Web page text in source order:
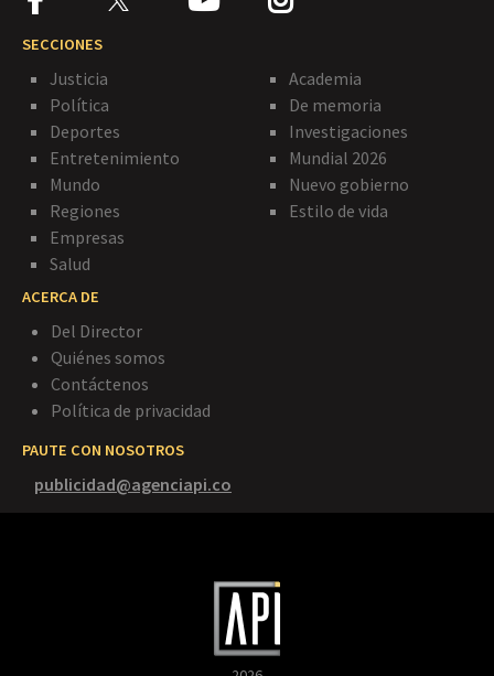
SECCIONES
Justicia
Política
Deportes
Entretenimiento
Mundo
Regiones
Empresas
Salud
Academia
De memoria
Investigaciones
Mundial 2026
Nuevo gobierno
Estilo de vida
ACERCA DE
Del Director
Quiénes somos
Contáctenos
Política de privacidad
PAUTE CON NOSOTROS
publicidad@agenciapi.co